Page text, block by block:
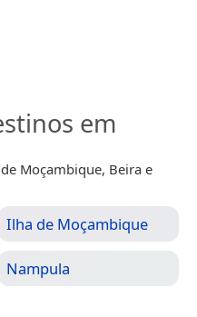
em
Moçambique, Beira e
Ilha de Moçambique
Nampula